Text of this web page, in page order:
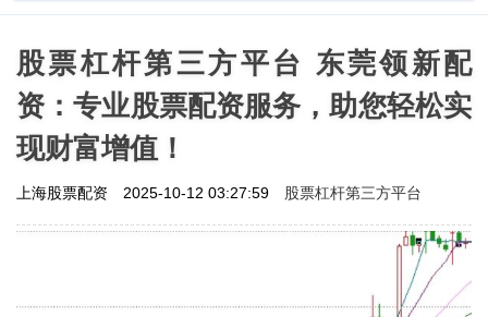
股票杠杆第三方平台 东莞领新配
资：专业股票配资服务，助您轻松实
现财富增值！
上海股票配资 2025-10-12 03:27:59 股票杠杆第三方平台